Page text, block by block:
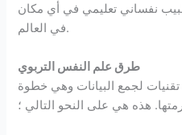
نفساني تعليمي في أي مكان
في العالم.
طرق علم النفس التربوي
لجمع البيانات وهي خطوة
هذه هي على النحو التالي ؛